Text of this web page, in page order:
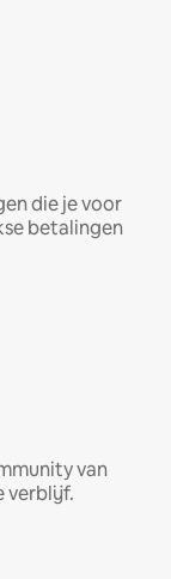
die je voor
betalingen
van
verblijf.